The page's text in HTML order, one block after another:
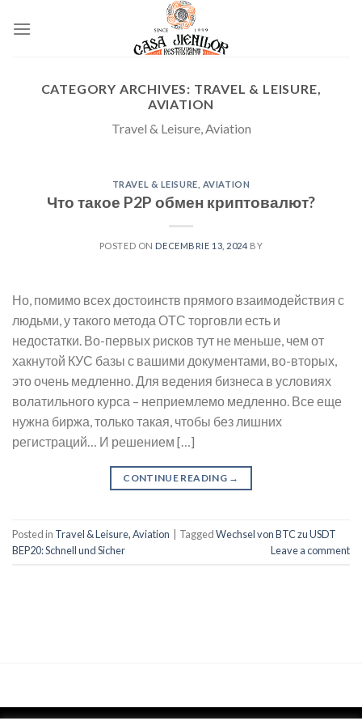
CATEGORY ARCHIVES: TRAVEL & LEISURE,
AVIATION
Travel & Leisure, Aviation
TRAVEL & LEISURE, AVIATION
Что такое P2P обмен криптовалют?
POSTED ON DECEMBRIE 13, 2024 BY
Но, помимо всех достоинств прямого взаимодействия с
людьми, у такого метода ОТС торговли есть и
недостатки. Во-первых рисков тут не меньше, чем от
хакнутой КУС базы с вашими документами, во-вторых,
это очень медленно. Для ведения бизнеса в условиях
волатильного курса – неприемлемо медленно. Все еще
нужна биржа, только такая, чтобы без лишних
регистраций… И решением […]
CONTINUE READING →
Posted in Travel & Leisure, Aviation TaggedWechsel von BTC zu USDT
BEP20: Schnell und Sicher
Leave a comment